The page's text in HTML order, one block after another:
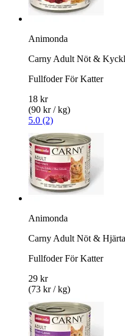
Animonda
Carny Adult Nöt &
Fullfoder För Katter
18 kr
(90 kr / kg)
5.0 (2)
Animonda
Carny Adult Nöt & Hjärta
Fullfoder För Katter
29 kr
(73 kr / kg)